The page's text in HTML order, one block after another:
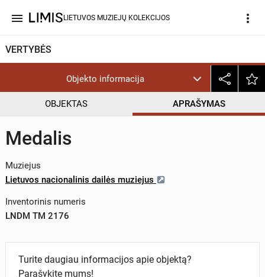
menu LIETUVOS MUZIEJŲ KOLEKCIJOS more_vert
VERTYBĖS
Objekto informacija
OBJEKTAS APRAŠYMAS
Medalis
Muziejus
Lietuvos nacionalinis dailės muziejus
Inventorinis numeris
LNDM TM 2176
Turite daugiau informacijos apie objektą?
Parašykite mums!